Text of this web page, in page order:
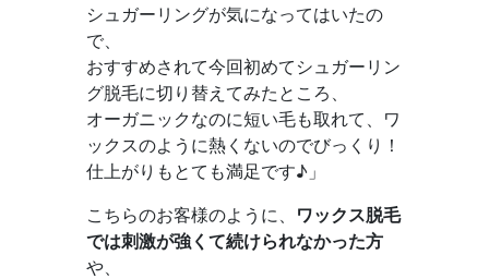
シュガーリングが気になってはいたの
で、
おすすめされて今回初めてシュガーリン
グ脱毛に切り替えてみたところ、
オーガニックなのに短い毛も取れて、ワ
ックスのように熱くないのでびっくり！
仕上がりもとても満足です♪」
こちらのお客様のように、 ワックス脱毛
では刺激が強くて続けられなかった方
や、